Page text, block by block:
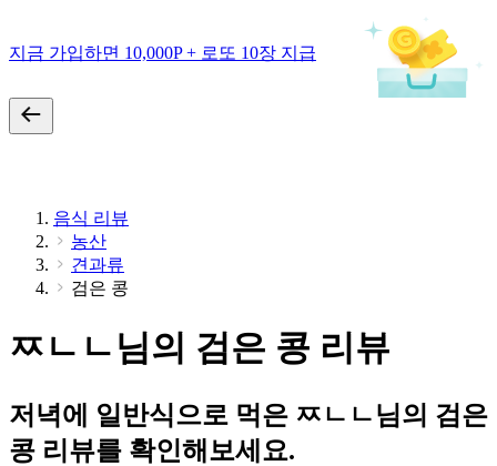
지금 가입하면 10,000P + 로또 10장 지급
음식 리뷰
농산
견과류
검은 콩
ㅉㄴㄴ님의 검은 콩 리뷰
저녁에 일반식으로 먹은 ㅉㄴㄴ님의 검은
콩 리뷰를 확인해보세요.